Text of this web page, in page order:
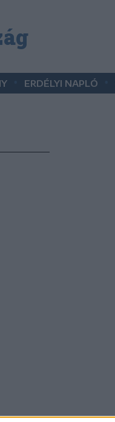
ERDÉLYI NAPLÓ